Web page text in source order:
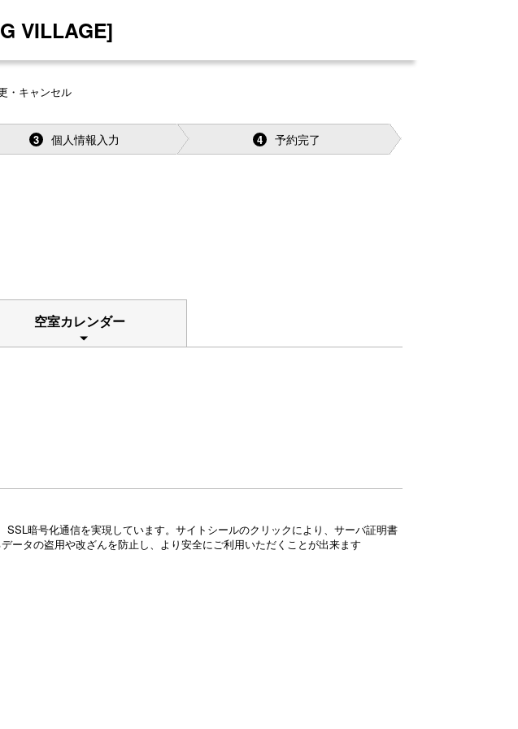
VILLAGE]
・キャンセル
3 個人情報入力 4 予約完了
空室カレンダー
暗号化通信を実現しています。サイトシールのクリックにより、サーバ証明書
ータの盗用や改ざんを防止し、より安全にご利用いただくことが出来ます